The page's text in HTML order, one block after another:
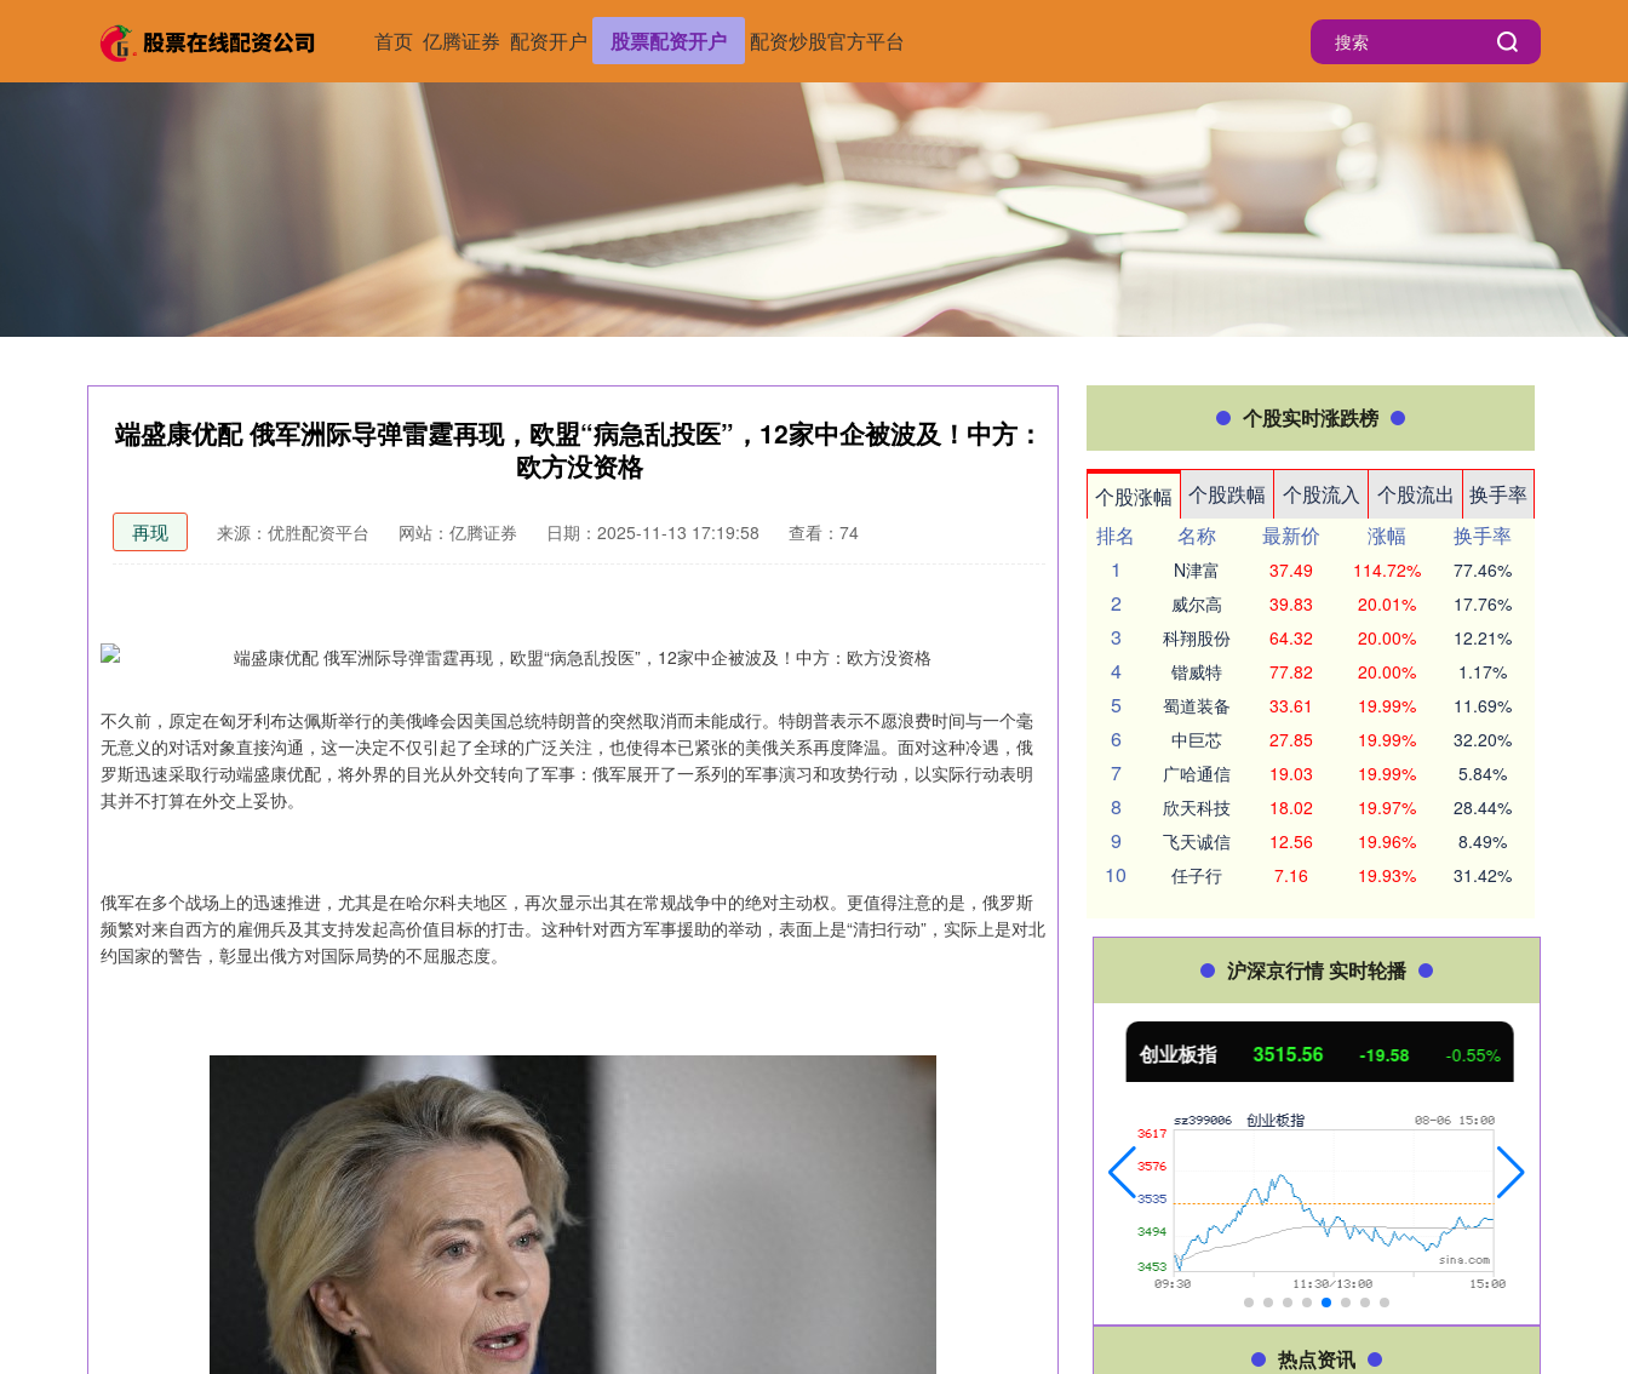
首页 亿腾证券 配资开户 股票配资开户 配资炒股官方平台
端盛康优配 俄军洲际导弹雷霆再现，欧盟“病急乱投医”，12家中企被波及！中方：
欧方没资格
再现 来源：优胜配资平台 网站：亿腾证券 日期：2025-11-13 17:19:58 查看：74
不久前，原定在匈牙利布达佩斯举行的美俄峰会因美国总统特朗普的突然取消而未能成行。特朗普表示不愿浪费时间与一个毫
无意义的对话对象直接沟通，这一决定不仅引起了全球的广泛关注，也使得本已紧张的美俄关系再度降温。面对这种冷遇，俄
罗斯迅速采取行动端盛康优配，将外界的目光从外交转向了军事：俄军展开了一系列的军事演习和攻势行动，以实际行动表明
其并不打算在外交上妥协。
俄军在多个战场上的迅速推进，尤其是在哈尔科夫地区，再次显示出其在常规战争中的绝对主动权。更值得注意的是，俄罗斯
频繁对来自西方的雇佣兵及其支持发起高价值目标的打击。这种针对西方军事援助的举动，表面上是“清扫行动”，实际上是对北
约国家的警告，彰显出俄方对国际局势的不屈服态度。
个股实时涨跌榜
个股涨幅 个股跌幅 个股流入 个股流出
换手率
排名
名称 最新价 涨幅
换手率
1
N津富 37.49 114.72% 77.46%
2 威尔高 39.83 20.01% 17.76%
3 科翔股份 64.32 20.00% 12.21%
4 锴威特 77.82 20.00% 1.17%
5 蜀道装备 33.61 19.99% 11.69%
6 中巨芯 27.85 19.99% 32.20%
7 广哈通信 19.03 19.99% 5.84%
8 欣天科技 18.02 19.97% 28.44%
9 飞天诚信 12.56 19.96% 8.49%
10 任子行 7.16 19.93% 31.42%
沪深京行情 实时轮播
沪深300 4651.31 -6.85 -0.15% 北证50 1122.88 3.42 创业板指 3515.56 -19.58 -0.55%
热点资讯